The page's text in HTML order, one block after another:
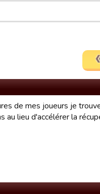
de mes joueurs je
au lieu d'accélérer la